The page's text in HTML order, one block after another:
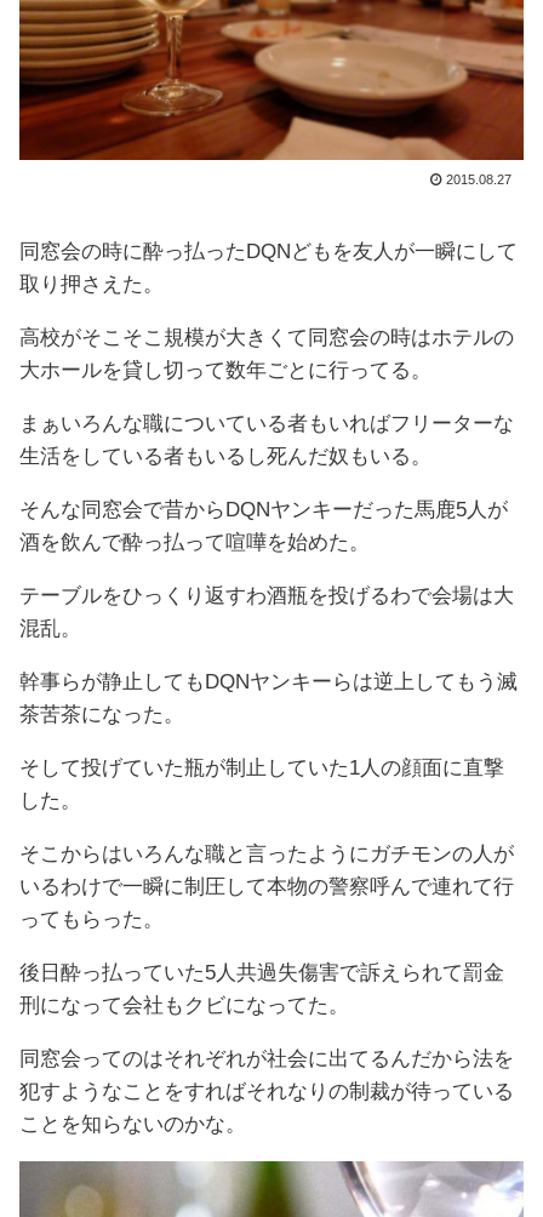
2015.08.27
同窓会の時に酔っ払ったDQNどもを友人が一瞬にして
取り押さえた。
高校がそこそこ規模が大きくて同窓会の時はホテルの
大ホールを貸し切って数年ごとに行ってる。
まぁいろんな職についている者もいればフリーターな
生活をしている者もいるし死んだ奴もいる。
そんな同窓会で昔からDQNヤンキーだった馬鹿5人が
酒を飲んで酔っ払って喧嘩を始めた。
テーブルをひっくり返すわ酒瓶を投げるわで会場は大
混乱。
幹事らが静止してもDQNヤンキーらは逆上してもう滅
茶苦茶になった。
そして投げていた瓶が制止していた1人の顔面に直撃
した。
そこからはいろんな職と言ったようにガチモンの人が
いるわけで一瞬に制圧して本物の警察呼んで連れて行
ってもらった。
後日酔っ払っていた5人共過失傷害で訴えられて罰金
刑になって会社もクビになってた。
同窓会ってのはそれぞれが社会に出てるんだから法を
犯すようなことをすればそれなりの制裁が待っている
ことを知らないのかな。